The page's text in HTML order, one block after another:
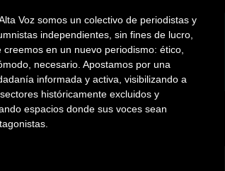
Voz somos un colectivo de periodistas y
independientes, sin fines de lucro,
creemos en un nuevo periodismo: ético,
necesario. Apostamos por una
informada y activa, visibilizando a
históricamente excluidos y
espacios donde sus voces sean